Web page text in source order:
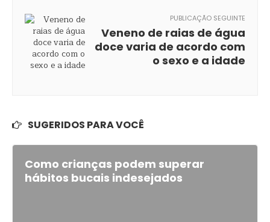
PUBLICAÇÃO SEGUINTE
Veneno de raias de água
doce varia de acordo com
o sexo e a idade
SUGERIDOS PARA VOCÊ
Como crianças podem superar
hábitos bucais indesejados